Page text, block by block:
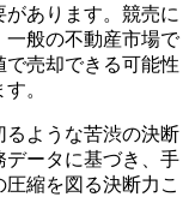
あります。競売に
一般の不動産市場で
売却できる可能性
。
るような苦渋の決断
データに基づき、手
縮を図る決断力こ